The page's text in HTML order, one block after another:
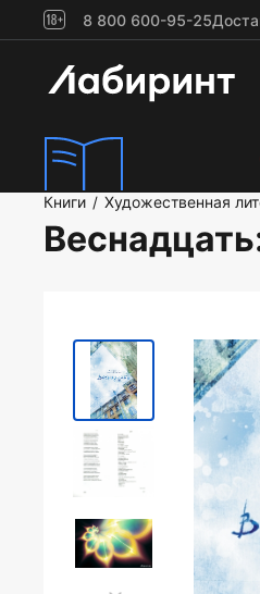
8 800 600-95-25
Книги / Художественная
Веснадцать